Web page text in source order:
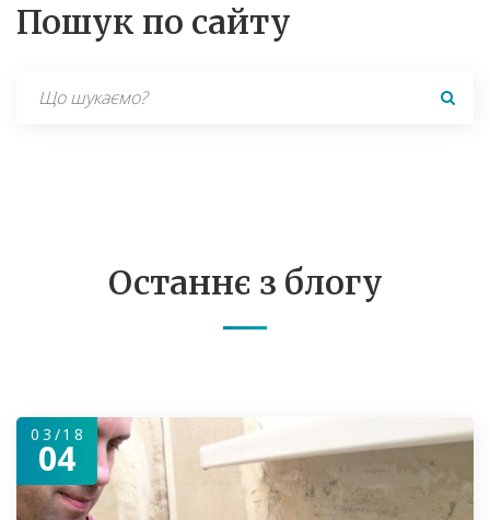
Пошук по сайту
Search
Останнє з блогу
03/18
04